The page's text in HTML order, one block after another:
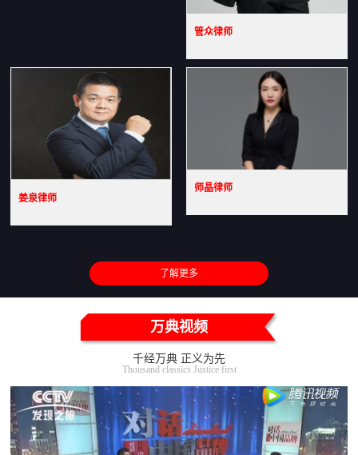
管众律师
姜泉律师
师晶律师
了解更多
万典视频
千经万典 正义为先
Thousand classics Justice first